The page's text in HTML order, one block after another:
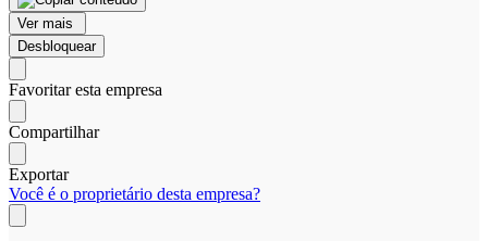
Ver mais
Desbloquear
Favoritar esta empresa
Compartilhar
Exportar
Você é o proprietário desta empresa?